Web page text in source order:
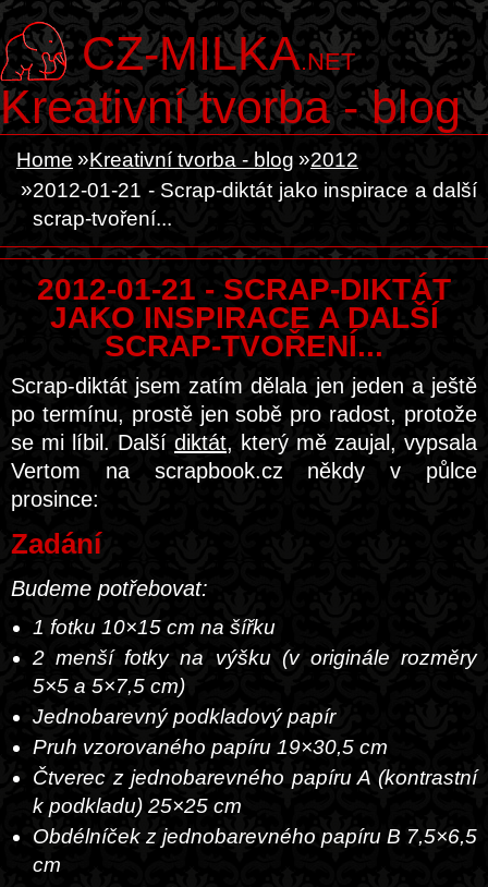
CZ-MILKA.NET
Kreativní tvorba - blog
Home Kreativní tvorba - blog
2012
2012-01-21 - Scrap-diktát jako inspirace a další
scrap-tvoření...
2012-01-21 - SCRAP-DIKTÁT
JAKO INSPIRACE A DALŠÍ
SCRAP-TVOŘENÍ...
Scrap-diktát jsem zatím dělala jen jeden a ještě
po termínu, prostě jen sobě pro radost, protože
se mi líbil. Další diktát, který mě zaujal, vypsala
Vertom na scrapbook.cz někdy v půlce
prosince:
Zadání
Budeme potřebovat:
1 fotku 10×15 cm na šířku
2 menší fotky na výšku (v originále rozměry
5×5 a 5×7,5 cm)
Jednobarevný podkladový papír
Pruh vzorovaného papíru 19×30,5 cm
Čtverec z jednobarevného papíru A (kontrastní
k podkladu) 25×25 cm
Obdélníček z jednobarevného papíru B 7,5×6,5
cm